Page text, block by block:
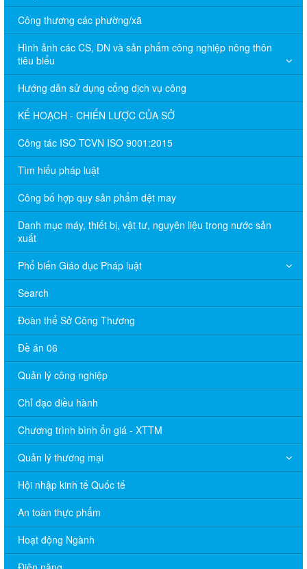
Công thương các phường/xã
Hình ảnh các CS, DN và sản phẩm công nghiệp nông thôn
tiêu biểu
Hướng dẫn sử dụng cổng dịch vụ công
KẾ HOẠCH - CHIẾN LƯỢC CỦA SỞ
Công tác ISO TCVN ISO 9001:2015
Tìm hiểu pháp luật
Công bố hợp quy sản phẩm dệt may
Danh mục máy, thiết bị, vật tư, nguyên liệu trong nước sản
xuất
Phổ biến Giáo dục Pháp luật
Search
Đoàn thể Sở Công Thương
Đề án 06
Quản lý công nghiệp
Chỉ đạo điều hành
Chương trình bình ổn giá - XTTM
Quản lý thương mại
Hội nhập kinh tế Quốc tế
An toàn thực phẩm
Hoạt động Ngành